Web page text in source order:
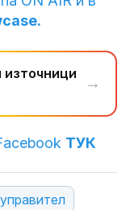
източници
→
ТУК